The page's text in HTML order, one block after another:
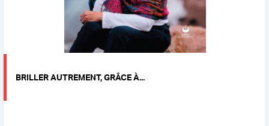
BRILLER AUTREMENT, GRÂCE À...